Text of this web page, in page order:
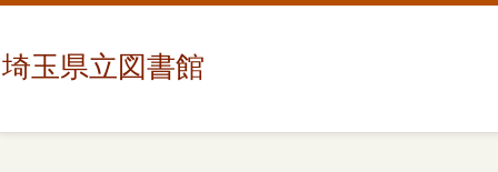
埼玉県立図書館